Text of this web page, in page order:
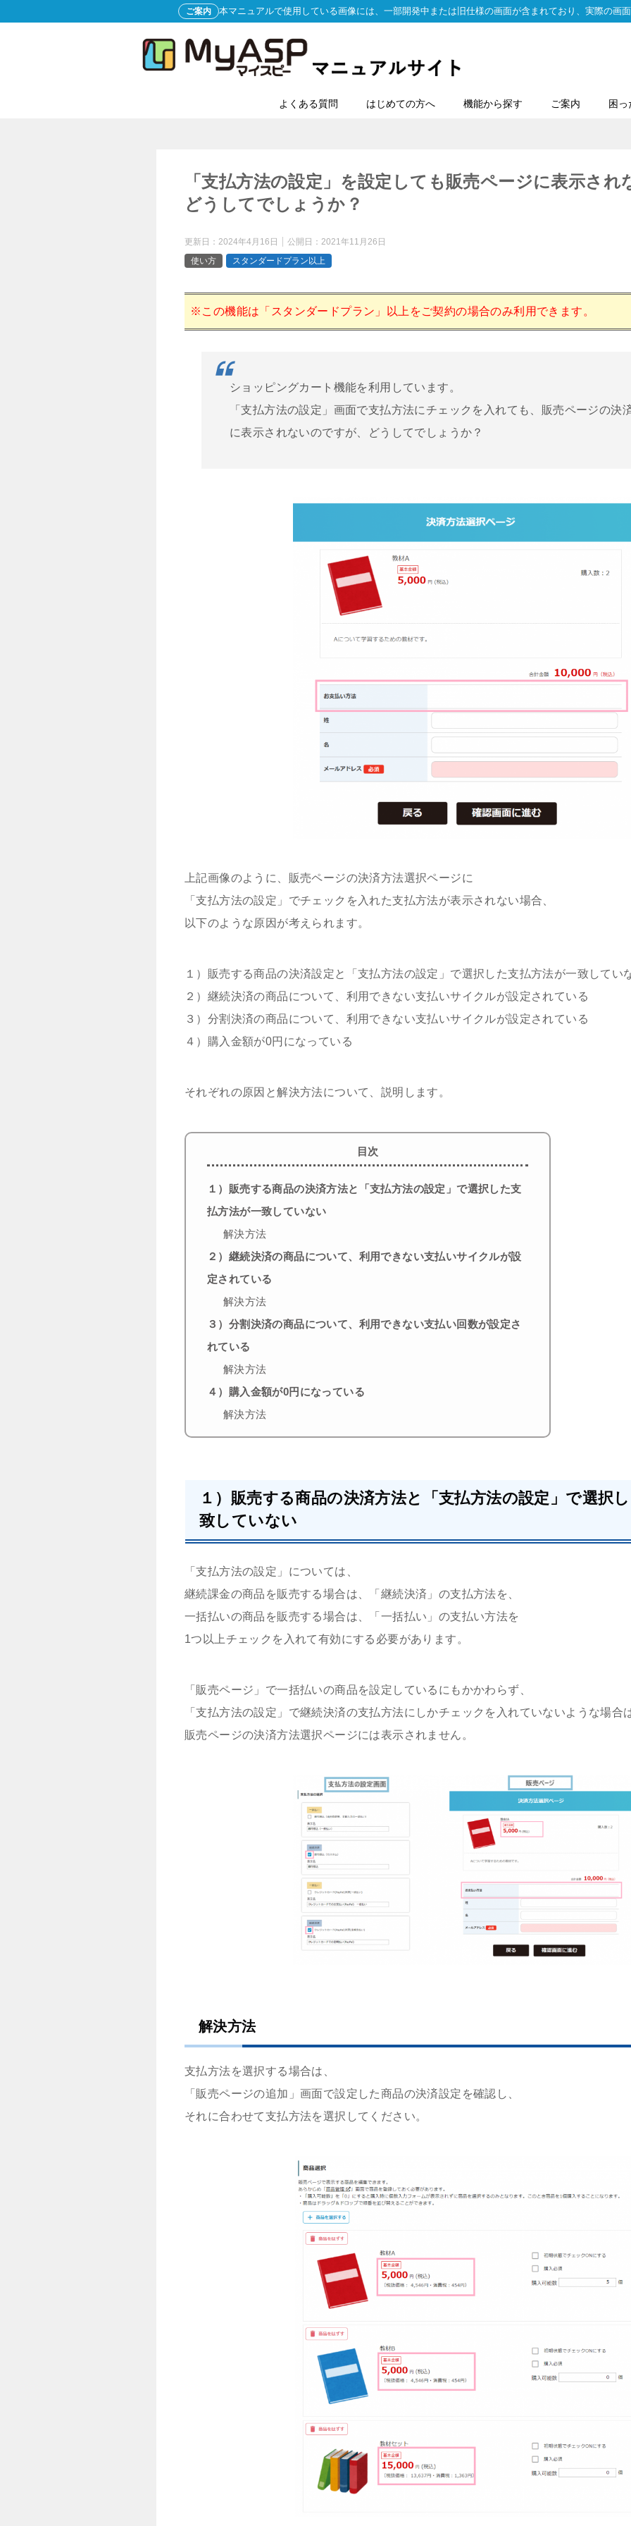
ご案内 本マニュアルで使用している画像には、一部開発中または旧仕様の画面が含まれており、実際の画
よくある質問 はじめての方へ 機能から探す ご案内 困っ
「支払方法の設定」を設定しても販売ページに表示さ
どうしてでしょうか？
更新日： 2024年4月16日 公開日： 2021年11月26日
使い方
スタンダードプラン以上
※この機能は「スタンダードプラン」以上をご契約の場合のみ利用できます。
ショッピングカート機能を利用しています。
「支払方法の設定」画面で支払方法にチェックを入れても、販売ページの決
に表示されないのですが、どうしてでしょうか？
上記画像のように、販売ページの決済方法選択ページに
「支払方法の設定」でチェックを入れた支払方法が表示されない場合、
以下のような原因が考えられます。
１）販売する商品の決済設定と「支払方法の設定」で選択した支払方法が一致してい
２）継続決済の商品について、利用できない支払いサイクルが設定されている
３）分割決済の商品について、利用できない支払いサイクルが設定されている
４）購入金額が0円になっている
それぞれの原因と解決方法について、説明します。
目次
１）販売する商品の決済方法と「支払方法の設定」で選択した支
払方法が一致していない
解決方法
２）継続決済の商品について、利用できない支払いサイクルが設
定されている
解決方法
３）分割決済の商品について、利用できない支払い回数が設定さ
れている
解決方法
４）購入金額が0円になっている
解決方法
１）販売する商品の決済方法と「支払方法の設定」で選択
致していない
「支払方法の設定」については、
継続課金の商品を販売する場合は、「継続決済」の支払方法を、
一括払いの商品を販売する場合は、「一括払い」の支払い方法を
1つ以上チェックを入れて有効にする必要があります。
「販売ページ」で一括払いの商品を設定しているにもかかわらず、
「支払方法の設定」で継続決済の支払方法にしかチェックを入れていないような場合
販売ページの決済方法選択ページには表示されません。
解決方法
支払方法を選択する場合は、
「販売ページの追加」画面で設定した商品の決済設定を確認し、
それに合わせて支払方法を選択してください。